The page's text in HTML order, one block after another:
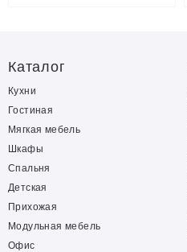
Каталог
Кухни
Гостиная
Мягкая мебель
Шкафы
Спальня
Детская
Прихожая
Модульная мебель
Офис